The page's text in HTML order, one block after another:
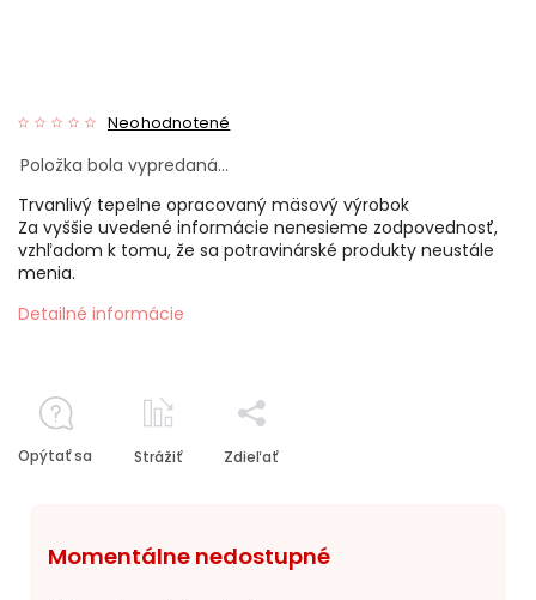
Neohodnotené
Momentálne nedostupné
Položka bola vypredaná…
Trvanlivý tepelne opracovaný mäsový výrobok
Za vyššie uvedené informácie nenesieme zodpovednosť,
vzhľadom k tomu, že sa potravinárské produkty neustále
menia.
Detailné informácie
Opýtať sa Strážiť Zdieľať